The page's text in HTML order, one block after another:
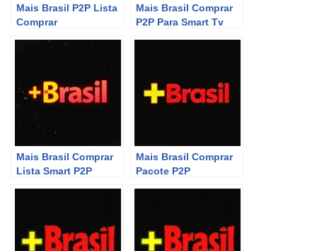
Mais Brasil P2P Lista
Comprar
Mais Brasil Comprar
P2P Para Smart Tv
Mais Brasil Comprar
Lista Smart P2P
Mais Brasil Comprar
Pacote P2P